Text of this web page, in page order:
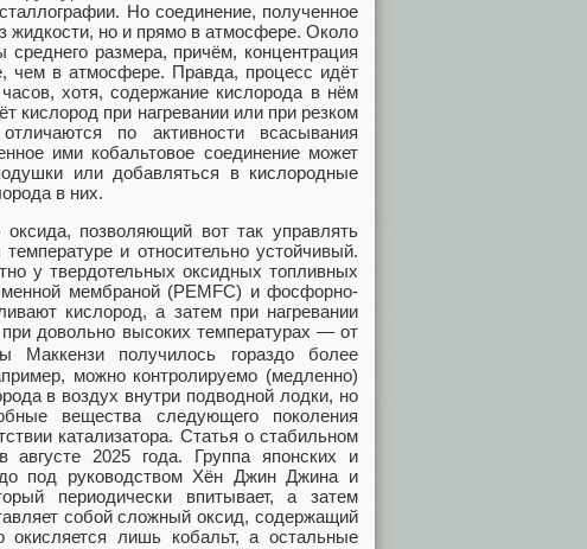
Но соединение, полученное
жидкости, но и прямо в атмосфере. Около
размера, причём, концентрация
чем в атмосфере. Правда, процесс идёт
хотя, содержание кислорода в нём
кислород при нагревании или при резком
по активности всасывания
ими кобальтовое соединение может
или добавляться в кислородные
в них.
позволяющий вот так управлять
и относительно устойчивый.
у твердотельных оксидных топливных
мембраной (PEMFC) и фосфорно-
кислород, а затем при нагревании
довольно высоких температурах — от
получилось гораздо более
можно контролируемо (медленно)
в воздух внутри подводной лодки, но
вещества следующего поколения
катализатора. Статья о стабильном
августе 2025 года. Группа японских и
под руководством Хён Джин Джина и
периодически впитывает, а затем
собой сложный оксид, содержащий
лишь кобальт, а остальные